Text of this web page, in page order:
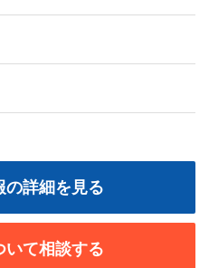
の詳細を見る
いて相談する